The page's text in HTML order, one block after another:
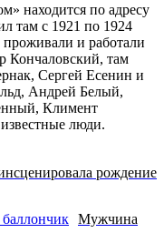
находится по адресу
там с 1921 по 1924
и работали
Кончаловский, там
Сергей Есенин и
Андрей Белый,
Климент
люди.
рождение
Мужчина